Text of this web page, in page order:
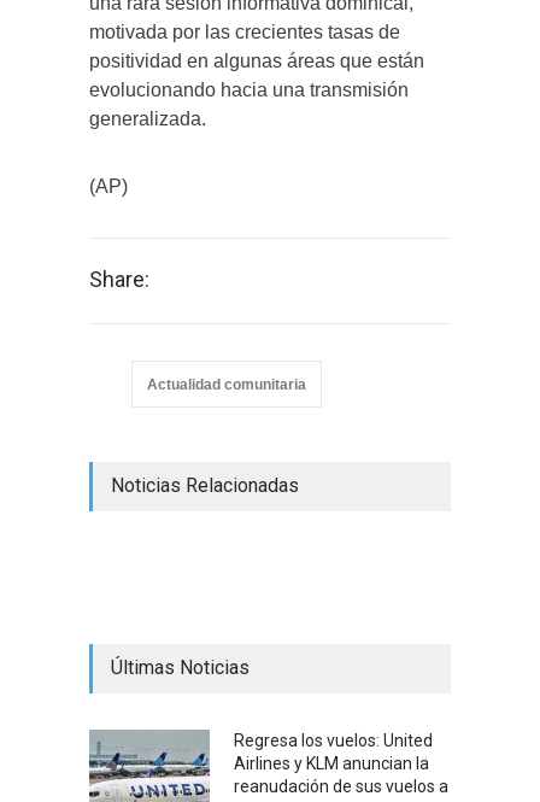
motivada por las crecientes tasas de
positividad en algunas áreas que están
evolucionando hacia una transmisión
generalizada.
(AP)
Share:
Actualidad comunitaria
Noticias Relacionadas
Últimas Noticias
Regresa los vuelos: United
Airlines y KLM anuncian la
reanudación de sus vuelos a